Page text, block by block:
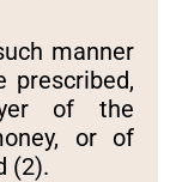
manner
prescribed,
of the
or of
(2).